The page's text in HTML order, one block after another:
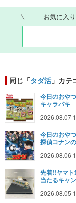
お気に入
同じ「タダ活 」カテ
今日のおや
キャラパキ
2026.08.07
今日のおや
探偵コナン
2026.08.06
先着!!ヤマト
当たるキャ
2026.08.05